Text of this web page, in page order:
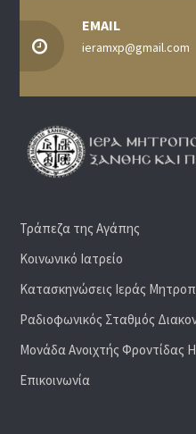
EMAIL
ieramxp@gmail.com
Τράπεζα της Αγάπης
Κοινωνικό Ιατρείο
Κατασκηνώσεις Ιεράς
Ραδιoφωνικός Σταθμός
Μονάδα Ανοιχτής Φροντίδας
Επικοινωνία